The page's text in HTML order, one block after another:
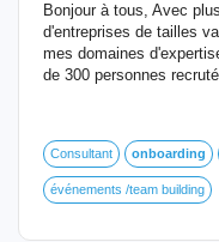
Bonjour à tous, Avec
d'entreprises de tailles
mes domaines
de 300 personnes
Consultant onboarding
événements /team building